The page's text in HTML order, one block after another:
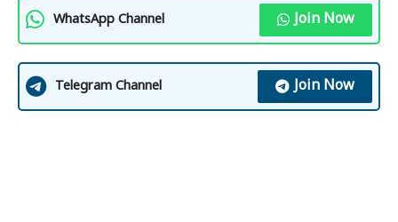
WhatsApp Channel Join Now
Telegram Channel Join Now